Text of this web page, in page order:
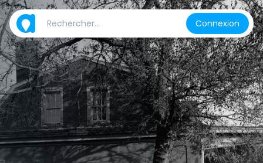
Connexion